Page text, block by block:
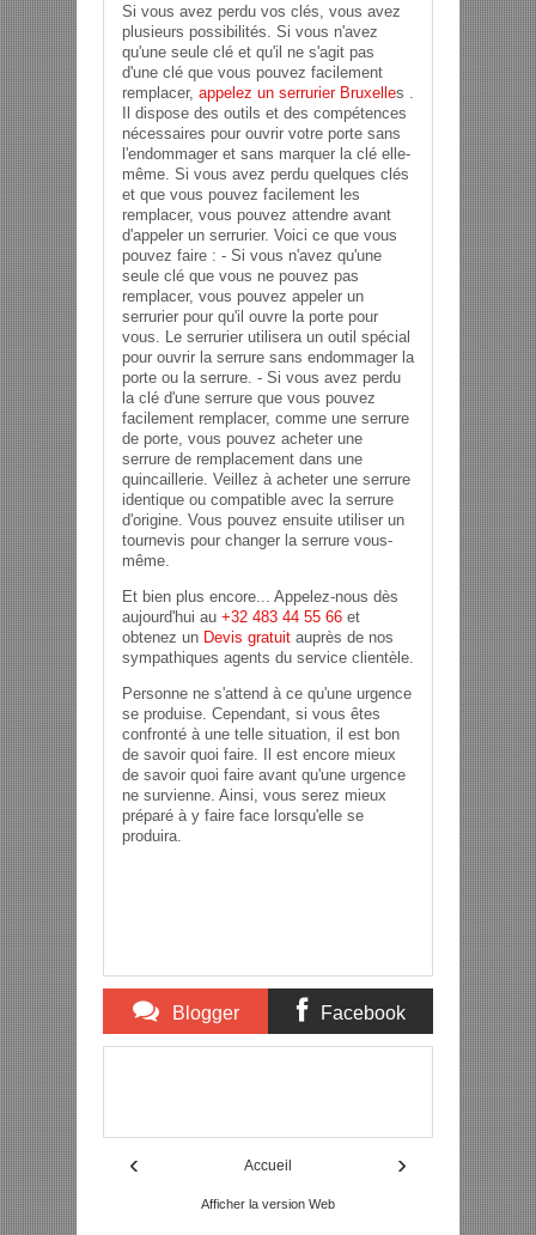
Si vous avez perdu vos clés, vous avez
plusieurs possibilités. Si vous n'avez
qu'une seule clé et qu'il ne s'agit pas
d'une clé que vous pouvez facilement
remplacer, appelez un serrurierBruxelles .
Il dispose des outils et des compétences
nécessaires pour ouvrir votre porte sans
l'endommager et sans marquer la clé elle-
même. Si vous avez perdu quelques clés
et que vous pouvez facilement les
remplacer, vous pouvez attendre avant
d'appeler un serrurier. Voici ce que vous
pouvez faire : - Si vous n'avez qu'une
seule clé que vous ne pouvez pas
remplacer, vous pouvez appeler un
serrurier pour qu'il ouvre la porte pour
vous. Le serrurier utilisera un outil spécial
pour ouvrir la serrure sans endommager la
porte ou la serrure. - Si vous avez perdu
la clé d'une serrure que vous pouvez
facilement remplacer, comme une serrure
de porte, vous pouvez acheter une
serrure de remplacement dans une
quincaillerie. Veillez à acheter une serrure
identique ou compatible avec la serrure
d'origine. Vous pouvez ensuite utiliser un
tournevis pour changer la serrure vous-
même.
Et bien plus encore... Appelez-nous dès
aujourd'hui au +32 483 44 55 66 et
obtenez un Devis gratuit auprès de nos
sympathiques agents du service clientèle.
Personne ne s'attend à ce qu'une urgence
se produise. Cependant, si vous êtes
confronté à une telle situation, il est bon
de savoir quoi faire. Il est encore mieux
de savoir quoi faire avant qu'une urgence
ne survienne. Ainsi, vous serez mieux
préparé à y faire face lorsqu'elle se
produira.
Blogger Facebook
‹ ›
Accueil
Afficher la version Web